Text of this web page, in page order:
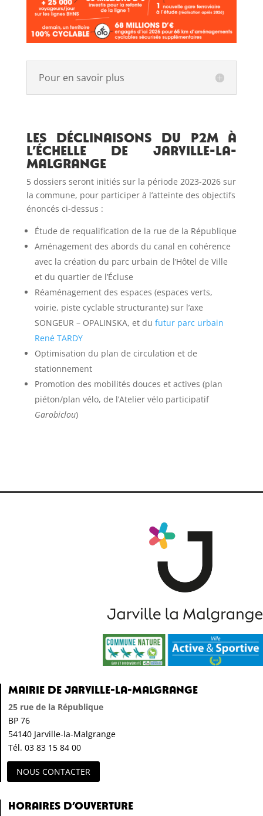
Pour en savoir plus
Les déclinaisons du P2M à
l’échelle de Jarville-la-
Malgrange
5 dossiers seront initiés sur la période 2023-2026 sur
la commune, pour participer à l’atteinte des objectifs
énoncés ci-dessus :
Étude de requalification de la rue de la République
Aménagement des abords du canal en cohérence
avec la création du parc urbain de l’Hôtel de Ville
et du quartier de l’Écluse
Réaménagement des espaces (espaces verts,
voirie, piste cyclable structurante) sur l’axe
SONGEUR – OPALINSKA, et du futur parc urbain
René TARDY
Optimisation du plan de circulation et de
stationnement
Promotion des mobilités douces et actives (plan
piéton/plan vélo, de l’Atelier vélo participatif
Garobiclou)
Mairie de Jarville-la-Malgrange
25 rue de la République
BP 76
54140 Jarville-la-Malgrange
Tél. 03 83 15 84 00
NOUS CONTACTER
Horaires d’ouverture